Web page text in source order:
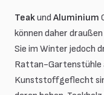
Teakund Aluminium
können daher
Sie im Winter jedoch
Rattan-
Kunststoffgeflecht